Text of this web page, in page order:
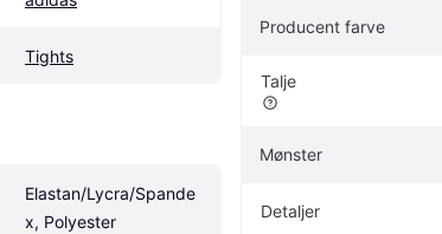
Tights
Elastan/Lycra/Spande
x, Polyester
Producent farve
Talje
Mønster
Detaljer